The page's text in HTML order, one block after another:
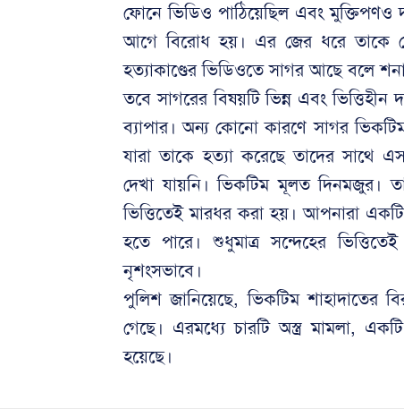
ফোনে ভিডিও পাঠিয়েছিল এবং মুক্তিপণও
আগে বিরোধ হয়। এর জের ধরে তাকে
হত্যাকাণ্ডের ভিডিওতে সাগর আছে বলে
তবে সাগরের বিষয়টি ভিন্ন এবং
ব্যাপার। অন্য কোনো কারণে সাগর
যারা তাকে হত্যা করেছে তাদের সাথে
দেখা যায়নি। ভিকটিম মূলত দিনমজুর।
ভিত্তিতেই মারধর করা হয়। আপনারা
হতে পারে। শুধুমাত্র সন্দেহের
নৃশংসভাবে।
পুলিশ জানিয়েছে, ভিকটিম শাহাদাতের
গেছে। এরমধ্যে চারটি অস্ত্র মামলা,
হয়েছে।